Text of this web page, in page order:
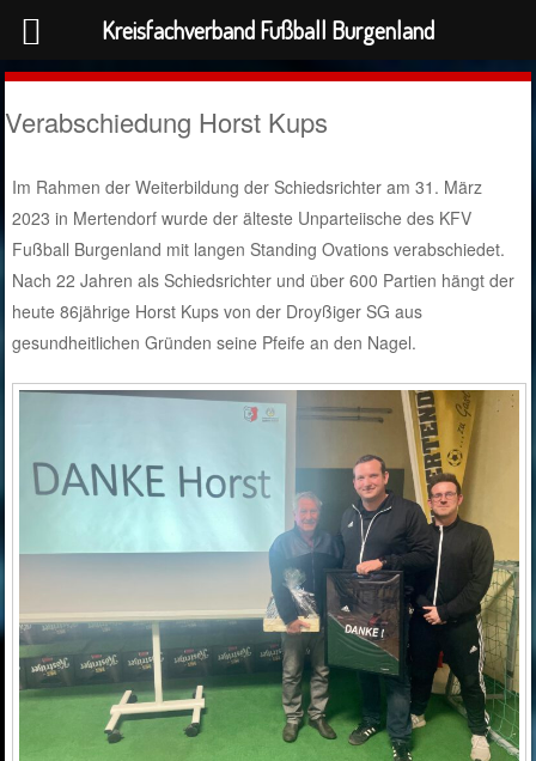
Verabschiedung Horst Kups
Im Rahmen der Weiterbildung der Schiedsrichter am 31. März
2023 in Mertendorf wurde der älteste Unparteiische des KFV
Fußball Burgenland mit langen Standing Ovations verabschiedet.
Nach 22 Jahren als Schiedsrichter und über 600 Partien hängt der
heute 86jährige Horst Kups von der Droyßiger SG aus
gesundheitlichen Gründen seine Pfeife an den Nagel.
Kreisfachverband Fußball Burgenland